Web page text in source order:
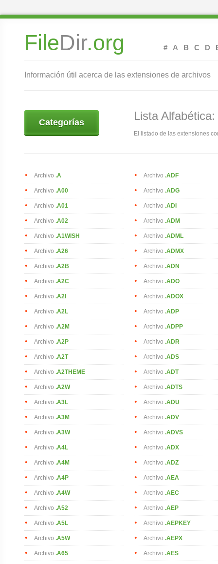
FileDir.org # A B C D
Información útil acerca de las extensiones de archivos
Categorías Lista Alfabética:
El listado de las extensiones
Archivo .A
Archivo .A00
Archivo .A01
Archivo .A02
Archivo .A1WISH
Archivo .A26
Archivo .A2B
Archivo .A2C
Archivo .A2I
Archivo .A2L
Archivo .A2M
Archivo .A2P
Archivo .A2T
Archivo .A2THEME
Archivo .A2W
Archivo .A3L
Archivo .A3M
Archivo .A3W
Archivo .A4L
Archivo .A4M
Archivo .A4P
Archivo .A4W
Archivo .A52
Archivo .A5L
Archivo .A5W
Archivo .A65
Archivo .ADF
Archivo .ADG
Archivo .ADI
Archivo .ADM
Archivo .ADML
Archivo .ADMX
Archivo .ADN
Archivo .ADO
Archivo .ADOX
Archivo .ADP
Archivo .ADPP
Archivo .ADR
Archivo .ADS
Archivo .ADT
Archivo .ADTS
Archivo .ADU
Archivo .ADV
Archivo .ADVS
Archivo .ADX
Archivo .ADZ
Archivo .AEA
Archivo .AEC
Archivo .AEP
Archivo .AEPKEY
Archivo .AEPX
Archivo .AES